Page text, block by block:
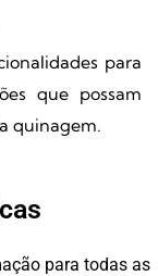
para
que possam
quinagem.
para todas as